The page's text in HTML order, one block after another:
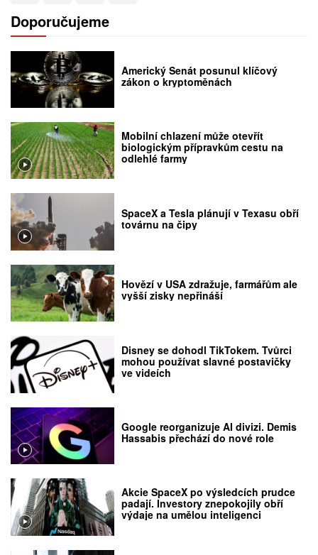
Doporučujeme
Americký Senát posunul klíčový
zákon o kryptoměnách
Mobilní chlazení může otevřít
biologickým přípravkům cestu na
odlehlé farmy
SpaceX a Tesla plánují v Texasu obří
továrnu na čipy
Hovězí v USA zdražuje, farmářům ale
vyšší zisky nepřináší
Disney se dohodl TikTokem. Tvůrci
mohou používat slavné postavičky
ve videích
Google reorganizuje AI divizi. Demis
Hassabis přechází do nové role
Akcie SpaceX po výsledcích prudce
padají. Investory znepokojily obří
výdaje na umělou inteligenci